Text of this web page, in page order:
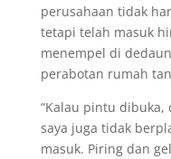
perusahaan tidak
tetapi telah masuk
menempel di
perabotan rumah
“Kalau pintu dibuka,
saya juga tidak
masuk. Piring dan